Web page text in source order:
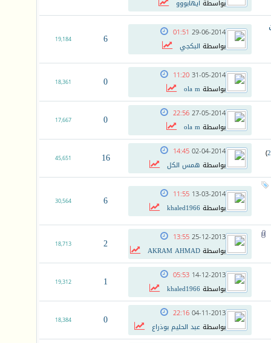
بواسطة ايهابووو
29-06-2014
01:51
بواسطة البكجي 6
19,184
31-05-2014
11:20
بواسطةola m
0
18,361
27-05-2014
22:56
بواسطةola m
0
17,667
2
)
02-04-2014
14:45
بواسطة همس الكل 16
45,651
13-03-2014
11:55
بواسطةkhaled1966
6
30,564
25-12-2013
13:55
بواسطةAKRAM AHMAD
2
18,713
14-12-2013
05:53
بواسطةkhaled1966
1
19,312
04-11-2013
22:16
بواسطةعبد الحليم بوذراع 0
18,384